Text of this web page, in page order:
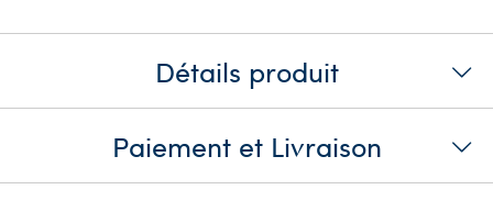
Détails produit
Paiement et Livraison